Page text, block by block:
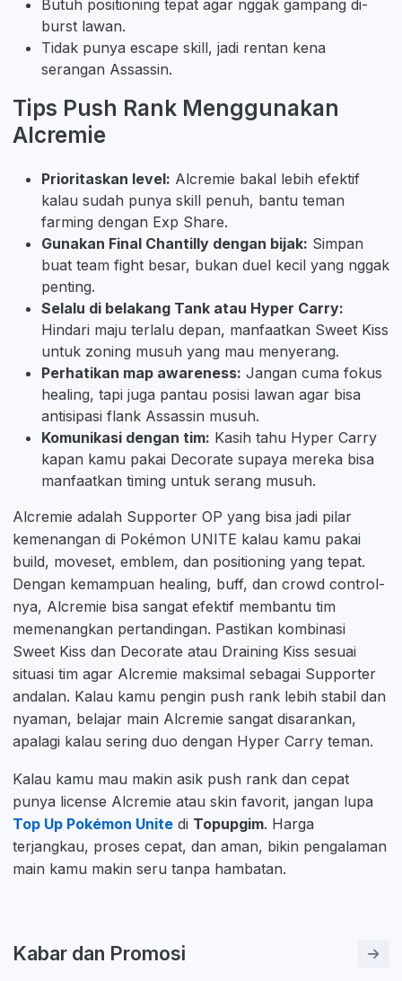
Butuh positioning tepat agar nggak gampang di-
burst lawan.
Tidak punya escape skill, jadi rentan kena
serangan Assassin.
Tips Push Rank Menggunakan
Alcremie
Prioritaskan level: Alcremie bakal lebih efektif
kalau sudah punya skill penuh, bantu teman
farming dengan Exp Share.
Gunakan Final Chantilly dengan bijak: Simpan
buat team fight besar, bukan duel kecil yang nggak
penting.
Selalu di belakang Tank atau Hyper Carry:
Hindari maju terlalu depan, manfaatkan Sweet Kiss
untuk zoning musuh yang mau menyerang.
Perhatikan map awareness: Jangan cuma fokus
healing, tapi juga pantau posisi lawan agar bisa
antisipasi flank Assassin musuh.
Komunikasi dengan tim: Kasih tahu Hyper Carry
kapan kamu pakai Decorate supaya mereka bisa
manfaatkan timing untuk serang musuh.
Alcremie adalah Supporter OP yang bisa jadi pilar
kemenangan di Pokémon UNITE kalau kamu pakai
build, moveset, emblem, dan positioning yang tepat.
Dengan kemampuan healing, buff, dan crowd control-
nya, Alcremie bisa sangat efektif membantu tim
memenangkan pertandingan. Pastikan kombinasi
Sweet Kiss dan Decorate atau Draining Kiss sesuai
situasi tim agar Alcremie maksimal sebagai Supporter
andalan. Kalau kamu pengin push rank lebih stabil dan
nyaman, belajar main Alcremie sangat disarankan,
apalagi kalau sering duo dengan Hyper Carry teman.
Kalau kamu mau makin asik push rank dan cepat
punya license Alcremie atau skin favorit, jangan lupa
Top Up Pokémon Unite di Topupgim. Harga
terjangkau, proses cepat, dan aman, bikin pengalaman
main kamu makin seru tanpa hambatan.
Kabar dan Promosi